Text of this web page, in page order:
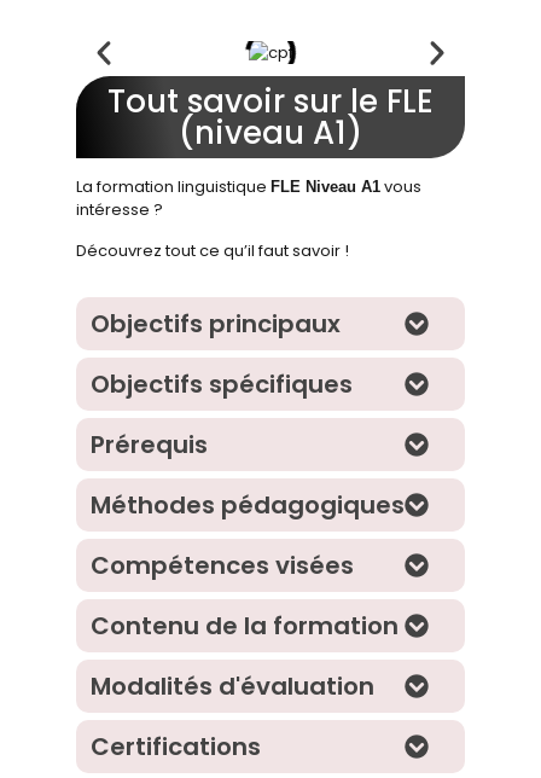
Tout savoir sur le FLE
(niveau A1)
La formation linguistique FLE Niveau A1 vous
intéresse ?
Découvrez tout ce qu’il faut savoir !
Objectifs principaux
Objectifs spécifiques
Prérequis
Méthodes pédagogiques
Compétences visées
Contenu de la formation
Modalités d'évaluation
Certifications